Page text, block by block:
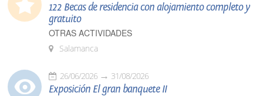
122 Becas de residencia con alojamiento completo y
gratuito
OTRAS ACTIVIDADES
Salamanca
26/06/2026 31/08/2026
Exposición El gran banquete II